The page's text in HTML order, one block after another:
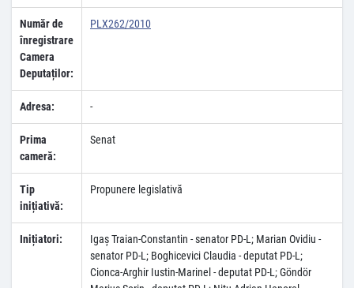
Număr de
înregistrare
Camera
Deputaților:
PLX262/2010
Adresa: -
Prima
cameră:
Senat
Tip
inițiativă:
Propunere legislativă
Inițiatori:
Igaş Traian-Constantin - senator PD-L; Marian Ovidiu -
senator PD-L; Boghicevici Claudia - deputat PD-L;
Cionca-Arghir Iustin-Marinel - deputat PD-L; Göndör